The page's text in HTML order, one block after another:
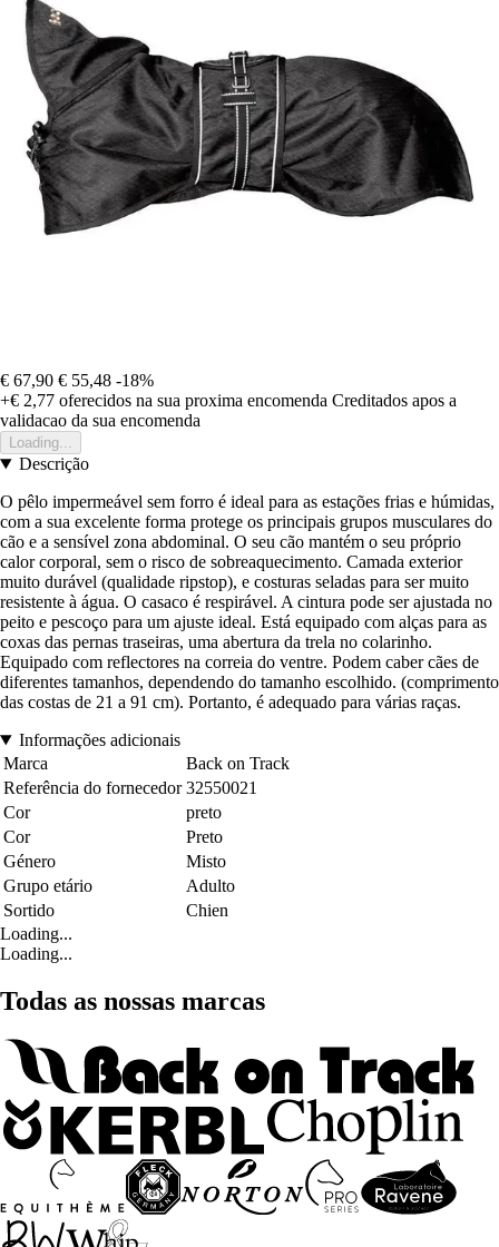
€ 67,90 € 55,48 -18%
+€ 2,77 oferecidos na sua proxima encomenda Creditados apos a
validacao da sua encomenda
Loading...
Descrição
O pêlo impermeável sem forro é ideal para as estações frias e húmidas,
com a sua excelente forma protege os principais grupos musculares do
cão e a sensível zona abdominal. O seu cão mantém o seu próprio
calor corporal, sem o risco de sobreaquecimento. Camada exterior
muito durável (qualidade ripstop), e costuras seladas para ser muito
resistente à água. O casaco é respirável. A cintura pode ser ajustada no
peito e pescoço para um ajuste ideal. Está equipado com alças para as
coxas das pernas traseiras, uma abertura da trela no colarinho.
Equipado com reflectores na correia do ventre. Podem caber cães de
diferentes tamanhos, dependendo do tamanho escolhido. (comprimento
das costas de 21 a 91 cm). Portanto, é adequado para várias raças.
Informações adicionais
Marca
Back on Track
Referência do fornecedor 32550021
Cor
preto
Cor
Preto
Género
Misto
Grupo etário
Adulto
Sortido
Chien
Loading...
Loading...
Todas as nossas marcas